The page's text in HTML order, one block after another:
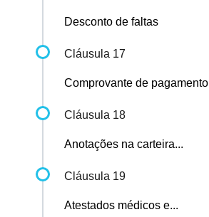
Desconto de faltas
Cláusula 17
Comprovante de pagamento
Cláusula 18
Anotações na carteira...
Cláusula 19
Atestados médicos e...